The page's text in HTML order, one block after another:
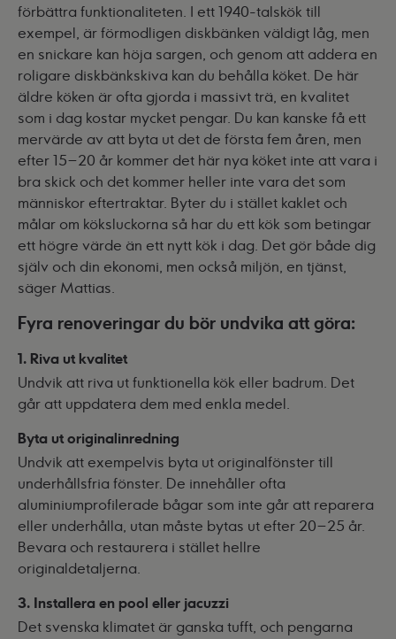
förbättra funktionaliteten. I ett 1940-talskök till
exempel, är förmodligen diskbänken väldigt låg, men
en snickare kan höja sargen, och genom att addera en
roligare diskbänkskiva kan du behålla köket. De här
äldre köken är ofta gjorda i massivt trä, en kvalitet
som i dag kostar mycket pengar. Du kan kanske få ett
mervärde av att byta ut det de första fem åren, men
efter 15–20 år kommer det här nya köket inte att vara i
bra skick och det kommer heller inte vara det som
människor eftertraktar. Byter du i stället kaklet och
målar om köksluckorna så har du ett kök som betingar
ett högre värde än ett nytt kök i dag. Det gör både dig
själv och din ekonomi, men också miljön, en tjänst,
säger Mattias.
Fyra renoveringar du bör undvika att göra:
1. Riva ut kvalitet
Undvik att riva ut funktionella kök eller badrum. Det
går att uppdatera dem med enkla medel.
Byta ut originalinredning
Undvik att exempelvis byta ut originalfönster till
underhållsfria fönster. De innehåller ofta
aluminiumprofilerade bågar som inte går att reparera
eller underhålla, utan måste bytas ut efter 20–25 år.
Bevara och restaurera i stället hellre
originaldetaljerna.
3. Installera en pool eller jacuzzi
Det svenska klimatet är ganska tufft, och pengarna